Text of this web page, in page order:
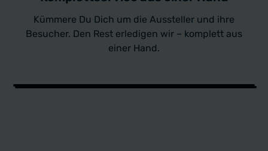
Kümmere Du Dich um die Aussteller und ihre
Besucher. Den Rest erledigen wir – komplett aus
einer Hand.